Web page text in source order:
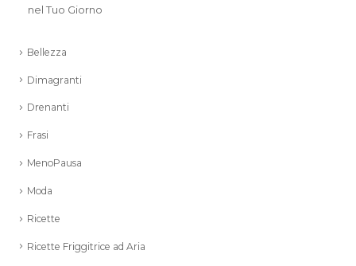
nel Tuo Giorno
Bellezza
Dimagranti
Drenanti
Frasi
MenoPausa
Moda
Ricette
Ricette Friggitrice ad Aria